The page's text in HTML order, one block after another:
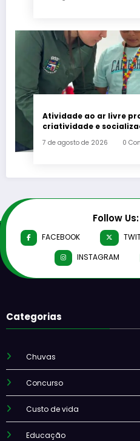
Atividade ao ar livre
criatividade e
7 de agosto de 2026 0
Follow Us:
FACEBOOK
INSTAGRAM
Categorias
Chuvas
Concurso
Custo de vida
Educação